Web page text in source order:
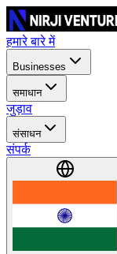
हमारे बारे में
Businesses
समाधान
जुड़ाव
संसाधन
संपर्क